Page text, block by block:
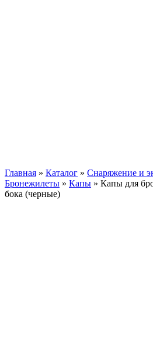
Главная » Каталог » Снаряжение и
Бронежилеты » Капы » Капы для
бока (черные)